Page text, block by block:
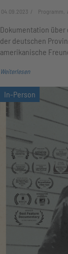
04.09.2023 Programm,
Dokumentation über
der deutschen
amerikanische
Weiterlesen